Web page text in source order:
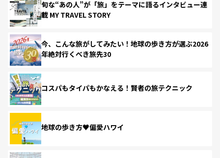
旬な“あの人”が「旅」をテーマに語るインタビュー連
載 MY TRAVEL STORY
今、こんな旅がしてみたい！地球の歩き方が選ぶ2026
年絶対行くべき旅先30
コスパもタイパもかなえる！賢者の旅テクニック
地球の歩き方♥偏愛ハワイ